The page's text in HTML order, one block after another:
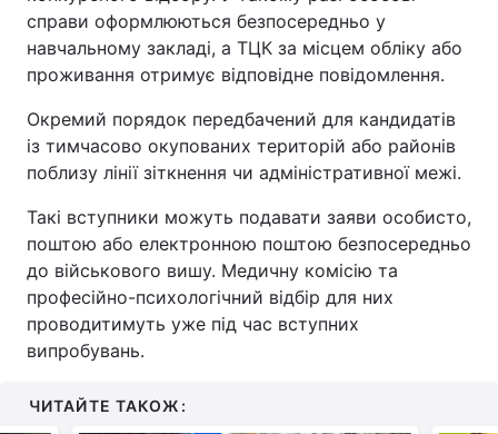
справи оформлюються безпосередньо у
навчальному закладі, а ТЦК за місцем обліку або
проживання отримує відповідне повідомлення.
Окремий порядок передбачений для кандидатів
із тимчасово окупованих територій або районів
поблизу лінії зіткнення чи адміністративної межі.
Такі вступники можуть подавати заяви особисто,
поштою або електронною поштою безпосередньо
до військового вишу. Медичну комісію та
професійно-психологічний відбір для них
проводитимуть уже під час вступних
випробувань.
ЧИТАЙТЕ ТАКОЖ: